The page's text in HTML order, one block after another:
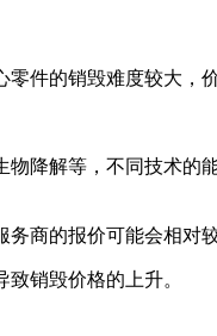
件的销毁难度较大，
降解等，不同技术的
商的报价可能会相对较
销毁价格的上升。